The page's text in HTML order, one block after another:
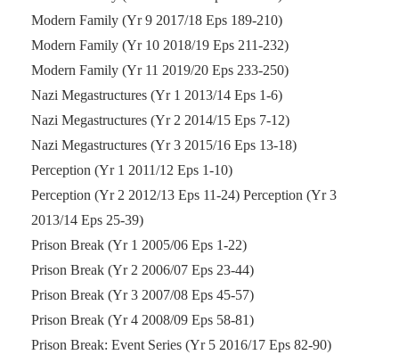
Modern Family (Yr 9 2017/18 Eps 189-210)
Modern Family (Yr 10 2018/19 Eps 211-232)
Modern Family (Yr 11 2019/20 Eps 233-250)
Nazi Megastructures (Yr 1 2013/14 Eps 1-6)
Nazi Megastructures (Yr 2 2014/15 Eps 7-12)
Nazi Megastructures (Yr 3 2015/16 Eps 13-18)
Perception (Yr 1 2011/12 Eps 1-10)
Perception (Yr 2 2012/13 Eps 11-24) Perception (Yr 3
2013/14 Eps 25-39)
Prison Break (Yr 1 2005/06 Eps 1-22)
Prison Break (Yr 2 2006/07 Eps 23-44)
Prison Break (Yr 3 2007/08 Eps 45-57)
Prison Break (Yr 4 2008/09 Eps 58-81)
Prison Break: Event Series (Yr 5 2016/17 Eps 82-90)